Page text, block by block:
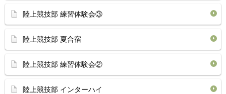
陸上競技部 練習体験会③
陸上競技部 夏合宿
陸上競技部 練習体験会②
陸上競技部 インターハイ